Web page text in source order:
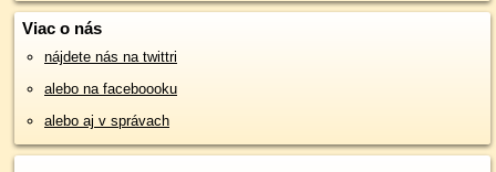
Viac o nás
nájdete nás na twittri
alebo na faceboooku
alebo aj v správach